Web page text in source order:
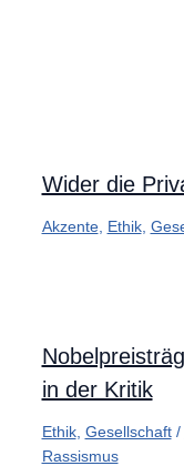
Wider die
Akzente, Ethik,
in der Kritik
Ethik, Gesellschaft/
Rassismus